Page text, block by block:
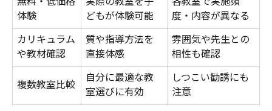
体験
どもが体験可能
度・内容が異なる
カリキュラム
や教材確認
質や指導方法を
直接体感
雰囲気や先生との
相性も確認
複数教室比較
自分に最適な教
室選びに有効
しつこい勧誘にも
注意